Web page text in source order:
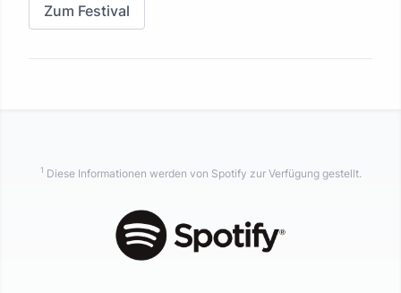
Zum Festival
1 Diese Informationen werden von Spotify zur Verfügung gestellt.